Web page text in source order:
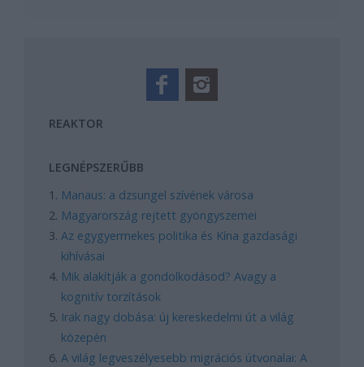
REAKTOR
LEGNÉPSZERŰBB
Manaus: a dzsungel szívének városa
Magyarország rejtett gyöngyszemei
Az egygyermekes politika és Kína gazdasági
kihívásai
Mik alakítják a gondolkodásod? Avagy a
kognitív torzítások
Irak nagy dobása: új kereskedelmi út a világ
közepén
A világ legveszélyesebb migrációs útvonalai: A